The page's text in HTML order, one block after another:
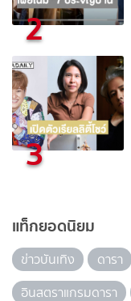
2
3
แท็กยอดนิยม
ข่าวบันเทิง ดารา
อินสตราแกรมดารา